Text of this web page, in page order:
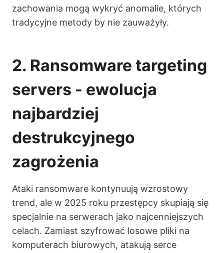
zachowania mogą wykryć anomalie, których
tradycyjne metody by nie zauważyły.
2. Ransomware targeting
servers - ewolucja
najbardziej
destrukcyjnego
zagrożenia
Ataki ransomware kontynuują wzrostowy
trend, ale w 2025 roku przestępcy skupiają się
specjalnie na serwerach jako najcenniejszych
celach. Zamiast szyfrować losowe pliki na
komputerach biurowych, atakują serce